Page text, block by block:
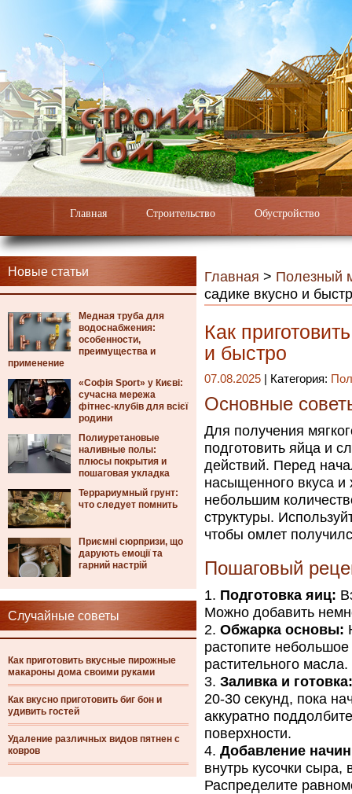
Главная Строительство Обустройство
Новые статьи
Медная труба для
водоснабжения:
особенности,
преимущества и
применение
«Софія Sport» у Києві:
сучасна мережа
фітнес-клубів для всієї
родини
Полиуретановые
наливные полы:
плюсы покрытия и
пошаговая укладка
Террариумный грунт:
что следует помнить
Приємні сюрпризи, що
дарують емоції та
гарний настрій
Случайные советы
Как приготовить вкусные пирожные
макароны дома своими руками
Как вкусно приготовить биг бон и
удивить гостей
Удаление различных видов пятнен с
ковров
Главная > Полезный
садике вкусно и
Как
и быстро
07.08.2025 | Категория:
Основные
Для получения
подготовить яйца и
действий. Перед
насыщенного вкуса и
небольшим
структуры.
чтобы омлет
Пошаговый
Подготовка яиц:
Можно добавить
Обжарка основы:
растопите
растительного масла.
Заливка и готовка:
20-30 секунд, пока
аккуратно
поверхности.
Добавление
внутрь кусочки
Распределите